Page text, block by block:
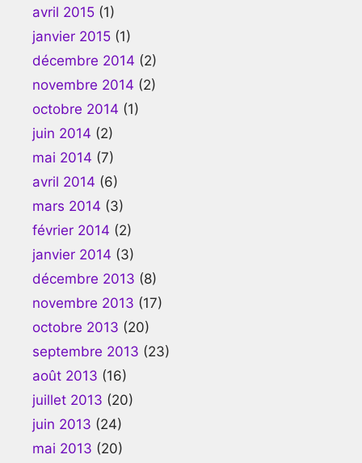
avril 2015 (1)
janvier 2015 (1)
décembre 2014 (2)
novembre 2014 (2)
octobre 2014 (1)
juin 2014 (2)
mai 2014 (7)
avril 2014 (6)
mars 2014 (3)
février 2014 (2)
janvier 2014 (3)
décembre 2013 (8)
novembre 2013 (17)
octobre 2013 (20)
septembre 2013 (23)
août 2013 (16)
juillet 2013 (20)
juin 2013 (24)
mai 2013 (20)